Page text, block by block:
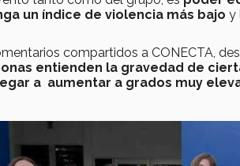
un índice de violencia más bajo y
compartidos a CONECTA,
entienden la gravedad de
a aumentar a grados muy